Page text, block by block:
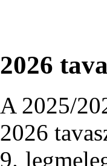
2026
A 2025/
2026
9.